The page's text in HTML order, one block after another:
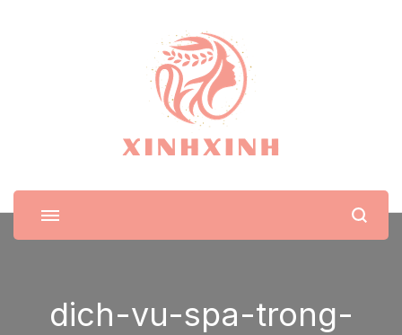
XinhXinh
Trang tin tức cho phái đẹp
dich-vu-spa-trong-